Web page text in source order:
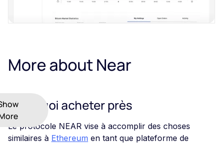
More about Near
Pourquoi acheter près
Le protocole NEAR vise à accomplir des choses
similaires à Ethereum en tant que plateforme de